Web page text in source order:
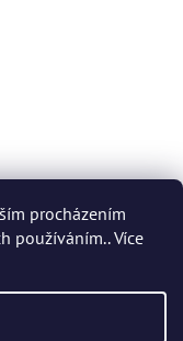
procházením
používáním.. Více